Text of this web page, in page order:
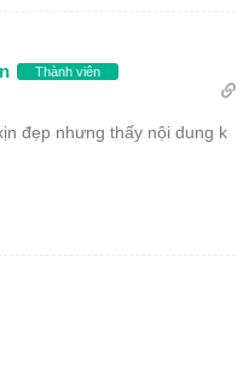
Thành viên
đẹp nhưng thấy nội dung k